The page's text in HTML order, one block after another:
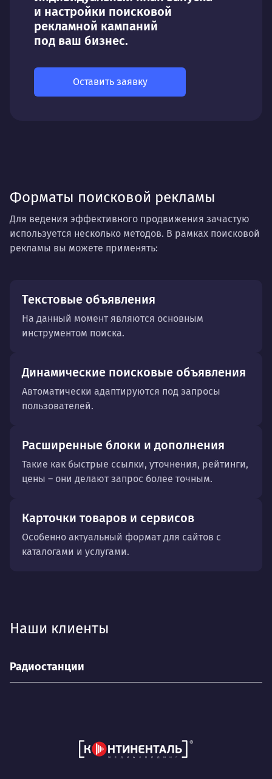
и настройки поисковой
рекламной кампаний
под ваш бизнес.
Оставить заявку
Форматы поисковой рекламы
Для ведения эффективного продвижения зачастую
используется несколько методов. В рамках поисковой
рекламы вы можете применять:
Текстовые объявления
На данный момент являются основным
инструментом поиска.
Динамические поисковые объявления
Автоматически адаптируются под запросы
пользователей.
Расширенные блоки и дополнения
Такие как быстрые ссылки, уточнения, рейтинги,
цены – они делают запрос более точным.
Карточки товаров и сервисов
Особенно актуальный формат для сайтов с
каталогами и услугами.
Наши клиенты
Радиостанции